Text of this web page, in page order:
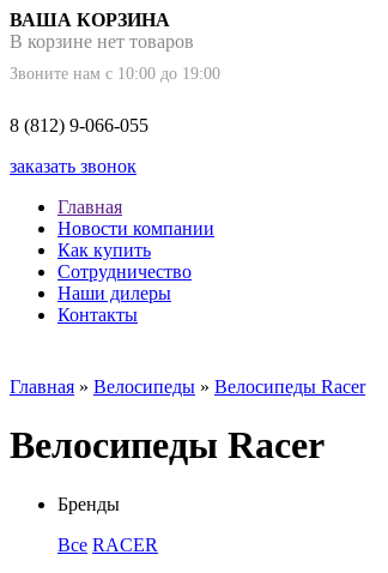
ВАША КОРЗИНА
В корзине нет товаров
Звоните нам с 10:00 до 19:00
8 (812) 9-066-055
заказать звонок
Главная
Новости компании
Как купить
Сотрудничество
Наши дилеры
Контакты
Главная » Велосипеды » Велосипеды Racer
Велосипеды Racer
Бренды
Все RACER